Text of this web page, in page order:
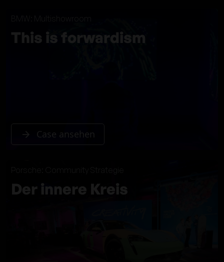
BMW: Multishowroom
This is forwardism
Case ansehen
Porsche: Community Strategie
Der innere Kreis